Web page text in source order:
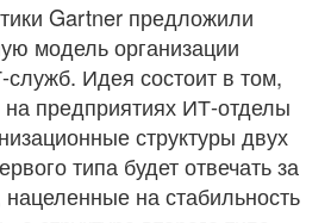
Gartner предложили
модель организации
Идея состоит в том,
предприятиях ИТ-отделы
структуры двух
типа будет отвечать за
на стабильность